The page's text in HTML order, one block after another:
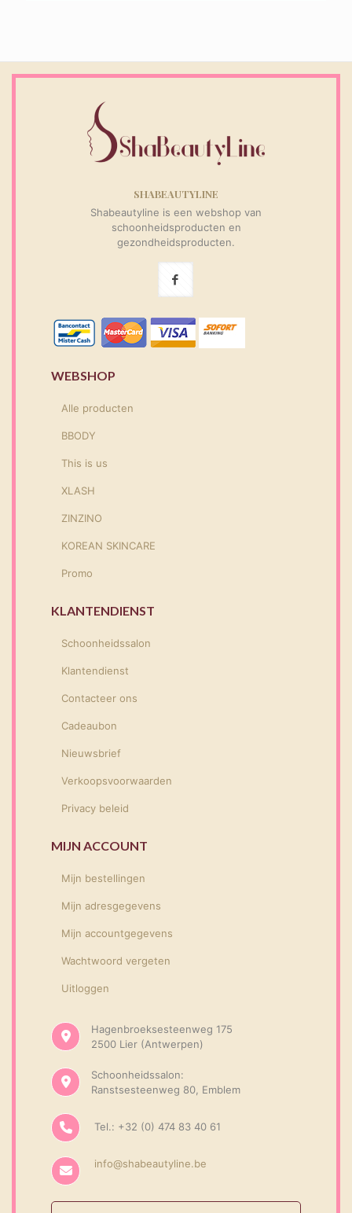
SHABEAUTYLINE
Shabeautyline is een webshop van
schoonheidsproducten en
gezondheidsproducten.
WEBSHOP
Alle producten
BBODY
This is us
XLASH
ZINZINO
KOREAN SKINCARE
Promo
KLANTENDIENST
Schoonheidssalon
Klantendienst
Contacteer ons
Cadeaubon
Nieuwsbrief
Verkoopsvoorwaarden
Privacy beleid
MIJN ACCOUNT
Mijn bestellingen
Mijn adresgegevens
Mijn accountgegevens
Wachtwoord vergeten
Uitloggen
Hagenbroeksesteenweg 175
2500 Lier (Antwerpen)
Schoonheidssalon:
Ranstsesteenweg 80, Emblem
Tel.: +32 (0) 474 83 40 61
info@shabeautyline.be